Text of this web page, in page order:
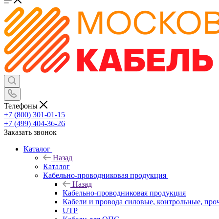
Телефоны
+7 (800) 301-01-15
+7 (499) 404-36-26
Заказать звонок
Каталог
Назад
Каталог
Кабельно-проводниковая продукция
Назад
Кабельно-проводниковая продукция
Кабели и провода силовые, контрольные,
UTP